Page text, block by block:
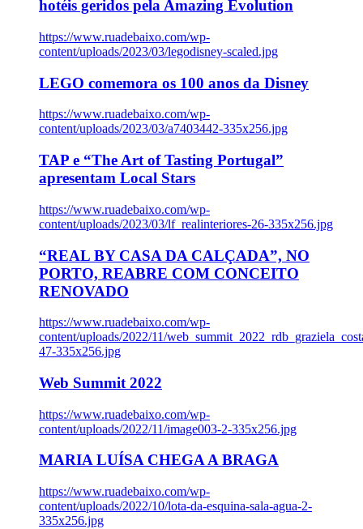
hotéis geridos pela Amazing Evolution
https://www.ruadebaixo.com/wp-
content/uploads/2023/03/legodisney-scaled.jpg
LEGO comemora os 100 anos da Disney
https://www.ruadebaixo.com/wp-
content/uploads/2023/03/a7403442-335x256.jpg
TAP e “The Art of Tasting Portugal”
apresentam Local Stars
https://www.ruadebaixo.com/wp-
content/uploads/2023/03/lf_realinteriores-26-335x256.jpg
“REAL BY CASA DA CALÇADA”, NO
PORTO, REABRE COM CONCEITO
RENOVADO
https://www.ruadebaixo.com/wp-
content/uploads/2022/11/
47-335x256.jpg
Web Summit 2022
https://www.ruadebaixo.com/wp-
content/uploads/2022/11/image003-2-335x256.jpg
MARIA LUÍSA CHEGA A BRAGA
https://www.ruadebaixo.com/wp-
content/uploads/2022/10/lota-da-esquina-sala-agua-2-
335x256.jpg